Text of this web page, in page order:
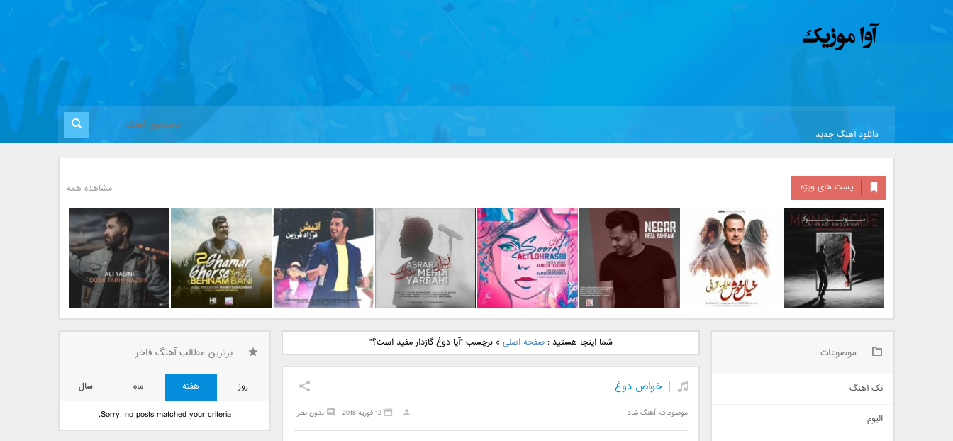
دانلود آهنگ جدید
پست های ویژه مشاهده همه
خسروی بنام مونولوگ
دانلود آهنگ جدید علیرضا
دانلود آهنگ جدید رضا
بهرام بنام نگار
دانلود آهنگ جدید علی
لهراسبی بنام صورت
دانلود آهنگ جدید مهدی
یراحی بنام اسرار
دانلود آهنگ جدید فرزاد
بانی بنام قرص قمر 2
یاسینی بنام دورترین نزدیک
شما اینجا هستید :صفحه اصلی »برچسب "آیا دوغ گازدار مفید است؟"
خواص دوغ
موضوعات:آهنگ شاد بدون نظر 12 فوریه 2018
برترین مطالب آهنگ فاخر
روز هفته ماه
سال
Sorry, no posts matched your criteria.
موضوعات
تک آهنگ
البوم